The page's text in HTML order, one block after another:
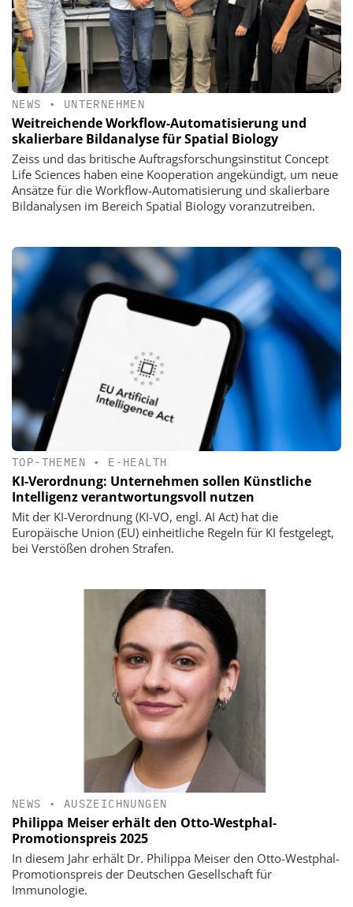
NEWS • UNTERNEHMEN
Weitreichende Workflow-Automatisierung und
skalierbare Bildanalyse für Spatial Biology
Zeiss und das britische Auftragsforschungsinstitut Concept
Life Sciences haben eine Kooperation angekündigt, um neue
Ansätze für die Workflow-Automatisierung und skalierbare
Bildanalysen im Bereich Spatial Biology voranzutreiben.
TOP-THEMEN • E-HEALTH
KI-Verordnung: Unternehmen sollen Künstliche
Intelligenz verantwortungsvoll nutzen
Mit der KI-Verordnung (KI-VO, engl. AI Act) hat die
Europäische Union (EU) einheitliche Regeln für KI festgelegt,
bei Verstößen drohen Strafen.
NEWS • AUSZEICHNUNGEN
Philippa Meiser erhält den Otto-Westphal-
Promotionspreis 2025
In diesem Jahr erhält Dr. Philippa Meiser den Otto-Westphal-
Promotionspreis der Deutschen Gesellschaft für
Immunologie.